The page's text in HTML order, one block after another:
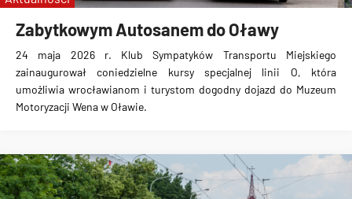
Zabytkowym Autosanem do Oławy
24 maja 2026 r. Klub Sympatyków Transportu Miejskiego
zainaugurował coniedzielne kursy specjalnej linii O, która
umożliwia wrocławianom i turystom dogodny dojazd do Muzeum
Motoryzacji Wena w Oławie.